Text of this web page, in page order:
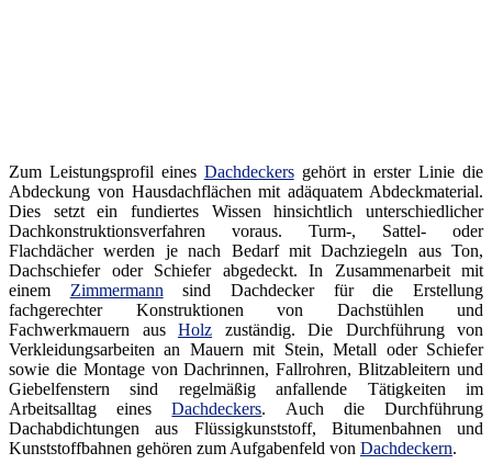
Zum Leistungsprofil eines Dachdeckersgehört in erster Linie die
Abdeckung von Hausdachflächen mit adäquatem Abdeckmaterial.
Dies setzt ein fundiertes Wissen hinsichtlich unterschiedlicher
Dachkonstruktionsverfahren voraus. Turm-, Sattel- oder
Flachdächer werden je nach Bedarf mit Dachziegeln aus Ton,
Dachschiefer oder Schiefer abgedeckt. In Zusammenarbeit mit
einem Zimmermann sind Dachdecker für die Erstellung
fachgerechter Konstruktionen von Dachstühlen und
Fachwerkmauern aus Holz zuständig. Die Durchführung von
Verkleidungsarbeiten an Mauern mit Stein, Metall oder Schiefer
sowie die Montage von Dachrinnen, Fallrohren, Blitzableitern und
Giebelfenstern sind regelmäßig anfallende Tätigkeiten im
Arbeitsalltag einesDachdeckers. Auch die Durchführung
Dachabdichtungen aus Flüssigkunststoff, Bitumenbahnen und
Kunststoffbahnen gehören zum Aufgabenfeld von Dachdeckern.